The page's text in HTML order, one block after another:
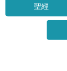
聖經